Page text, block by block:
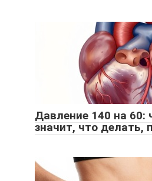
Давление 140 на 60:
значит, что делать,